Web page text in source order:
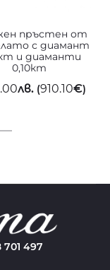
пръстен от
с диамант
и диаманти
0,10кт
лв. (910.10€)
701 497